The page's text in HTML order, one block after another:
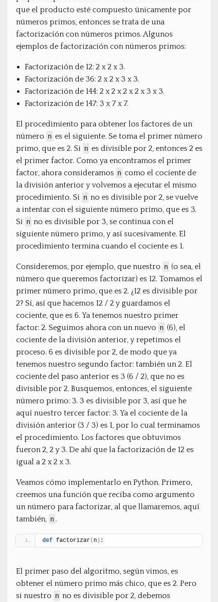
que el producto esté compuesto únicamente por
números primos, entonces se trata de una
factorización con números primos. Algunos
ejemplos de factorización con números primos:
Factorización de 12: 2 x 2 x 3.
Factorización de 36: 2 x 2 x 3 x 3.
Factorización de 144: 2 x 2 x 2 x 2 x 3 x 3.
Factorización de 147: 3 x 7 x 7.
El procedimiento para obtener los factores de un
número n es el siguiente. Se toma el primer número
primo, que es 2. Si n es divisible por 2, entonces 2 es
el primer factor. Como ya encontramos el primer
factor, ahora consideramos n como el cociente de
la división anterior y volvemos a ejecutar el mismo
procedimiento. Si n no es divisible por 2, se vuelve
a intentar con el siguiente número primo, que es 3.
Si n no es divisible por 3, se continua con el
siguiente número primo, y así sucesivamente. El
procedimiento termina cuando el cociente es 1.
Consideremos, por ejemplo, que nuestro n (o sea, el
número que queremos factorizar) es 12. Tomamos el
primer número primo, que es 2. ¿12 es divisible por
2? Sí, así que hacemos 12 / 2 y guardamos el
cociente, que es 6. Ya tenemos nuestro primer
factor: 2. Seguimos ahora con un nuevo n (6), el
cociente de la división anterior, y repetimos el
proceso. 6 es divisible por 2, de modo que ya
tenemos nuestro segundo factor: también un 2. El
cociente del paso anterior es 3 (6 / 2), que no es
divisible por 2. Busquemos, entonces, el siguiente
número primo: 3. 3 es divisible por 3, así que he
aquí nuestro tercer factor: 3. Ya el cociente de la
división anterior (3 / 3) es 1, por lo cual terminamos
el procedimiento. Los factores que obtuvimos
fueron 2, 2 y 3. De ahí que la factorización de 12 es
igual a 2 x 2 x 3.
Veamos cómo implementarlo en Python. Primero,
creemos una función que reciba como argumento
un número para factorizar, al que llamaremos, aquí
también, n .
def factorizar( n ) :
El primer paso del algoritmo, según vimos, es
obtener el número primo más chico, que es 2. Pero
si nuestro n no es divisible por 2, debemos